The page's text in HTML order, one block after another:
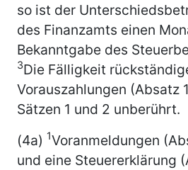
so ist der
des Finanzamts einen
Bekanntgabe des
3Die Fälligkeit
Vorauszahlungen (Absatz
Sätzen 1 und 2 unberührt.
(4a) 1Voranmeldungen
und eine Steuererklärung